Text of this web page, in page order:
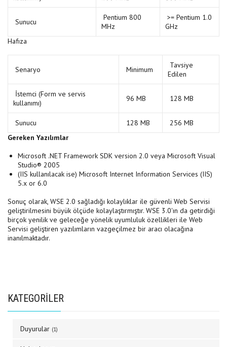
Sunucu
Pentium 800
MHz
>= Pentium 1.0
GHz
Hafıza
Senaryo Minimum
Tavsiye
Edilen
İstemci (Form ve servis
kullanımı)
96 MB 128 MB
Sunucu 128 MB
256 MB
Gereken Yazılımlar
Microsoft .NET Framework SDK version 2.0 veya Microsoft Visual
Studio® 2005
(IIS kullanılacak ise) Microsoft Internet Information Services (IIS)
5.x or 6.0
Sonuç olarak, WSE 2.0 sağladığı kolaylıklar ile güvenli Web Servisi
geliştirilmesini büyük ölçüde kolaylaştırmıştır. WSE 3.0'ın da getirdiği
birçok yenilik ve geleceğe yönelik uyumluluk özellikleri ile Web
Servisi geliştiren yazılımların vazgeçilmez bir aracı olacağına
inanılmaktadır.
KATEGORİLER
Duyurular (1)